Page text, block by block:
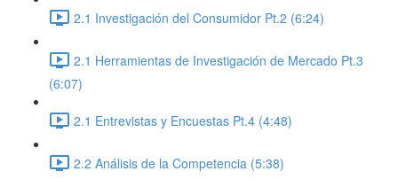
2.1 Investigación del Consumidor Pt.2 (6:24)
2.1 Herramientas de Investigación de Mercado Pt.3
(6:07)
2.1 Entrevistas y Encuestas Pt.4 (4:48)
2.2 Análisis de la Competencia (5:38)